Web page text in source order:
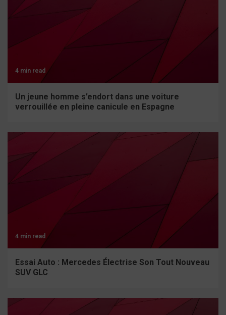
4 min read
Un jeune homme s’endort dans une voiture
verrouillée en pleine canicule en Espagne
4 min read
Essai Auto : Mercedes Électrise Son Tout Nouveau
SUV GLC